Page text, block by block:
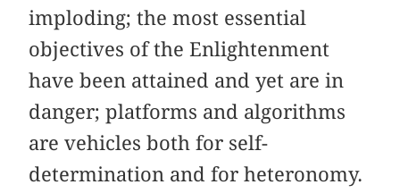
imploding; the most essential
objectives of the Enlightenment
have been attained and yet are in
danger; platforms and algorithms
are vehicles both for self-
determination and for heteronomy.